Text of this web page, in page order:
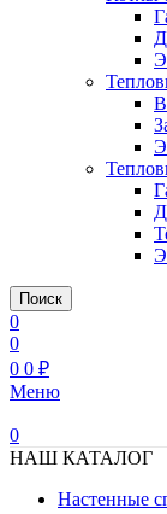
Поиск
0
0
0 0 ₽
Меню
0
НАШ КАТАЛОГ
Настенные